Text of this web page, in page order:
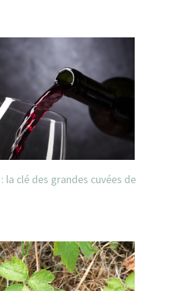
la clé des grandes cuvées de